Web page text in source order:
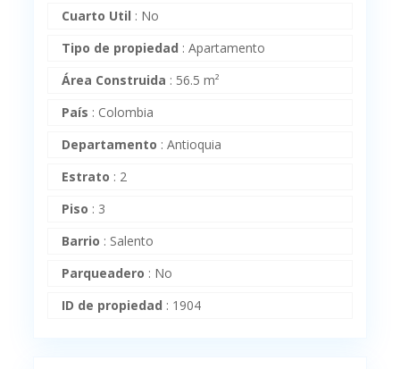
Cuarto Util : No
Tipo de propiedad :Apartamento
Área Construida : 56.5 m²
País : Colombia
Departamento :Antioquia
Estrato : 2
Piso : 3
Barrio : Salento
Parqueadero : No
ID de propiedad : 1904